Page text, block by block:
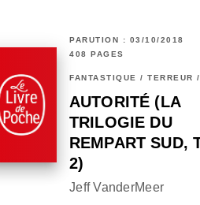
PARUTION : 03/10/2018
408 PAGES
FANTASTIQUE / TERREUR
AUTORITÉ (LA
TRILOGIE DU
REMPART SUD,
2)
Jeff VanderMeer